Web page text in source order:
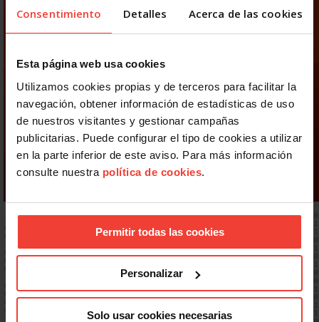
Consentimiento Detalles Acerca de las cookies
Esta página web usa cookies
Utilizamos cookies propias y de terceros para facilitar la
navegación, obtener información de estadísticas de uso
de nuestros visitantes y gestionar campañas
publicitarias. Puede configurar el tipo de cookies a utilizar
en la parte inferior de este aviso. Para más información
consulte nuestra política de cookies.
Permitir todas las cookies
Personalizar
Solo usar cookies necesarias